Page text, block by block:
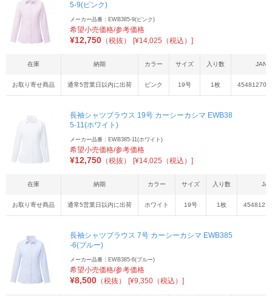
5-9(ピンク)
メーカー品番：EWB385-9(ピンク)
希望小売価格/参考価格
¥12,750 （税抜） [¥14,025（税込）]
在庫 納期 カラー サイズ 入り数 JAN
お取り寄せ商品 通常5営業日以内に出荷 ピンク 19号 1枚
長袖シャツブラウス 19号 カーシーカシマ EWB38
5-11(ホワイト)
メーカー品番：EWB385-11(ホワイト)
希望小売価格/参考価格
¥12,750 （税抜） [¥14,025（税込）]
在庫 納期 カラー サイズ 入り数
お取り寄せ商品 通常5営業日以内に出荷 ホワイト 19号 1枚
長袖シャツブラウス 7号 カーシーカシマ EWB385
-6(ブルー)
メーカー品番：EWB385-6(ブルー)
希望小売価格/参考価格
¥8,500 （税抜） [¥9,350（税込）]